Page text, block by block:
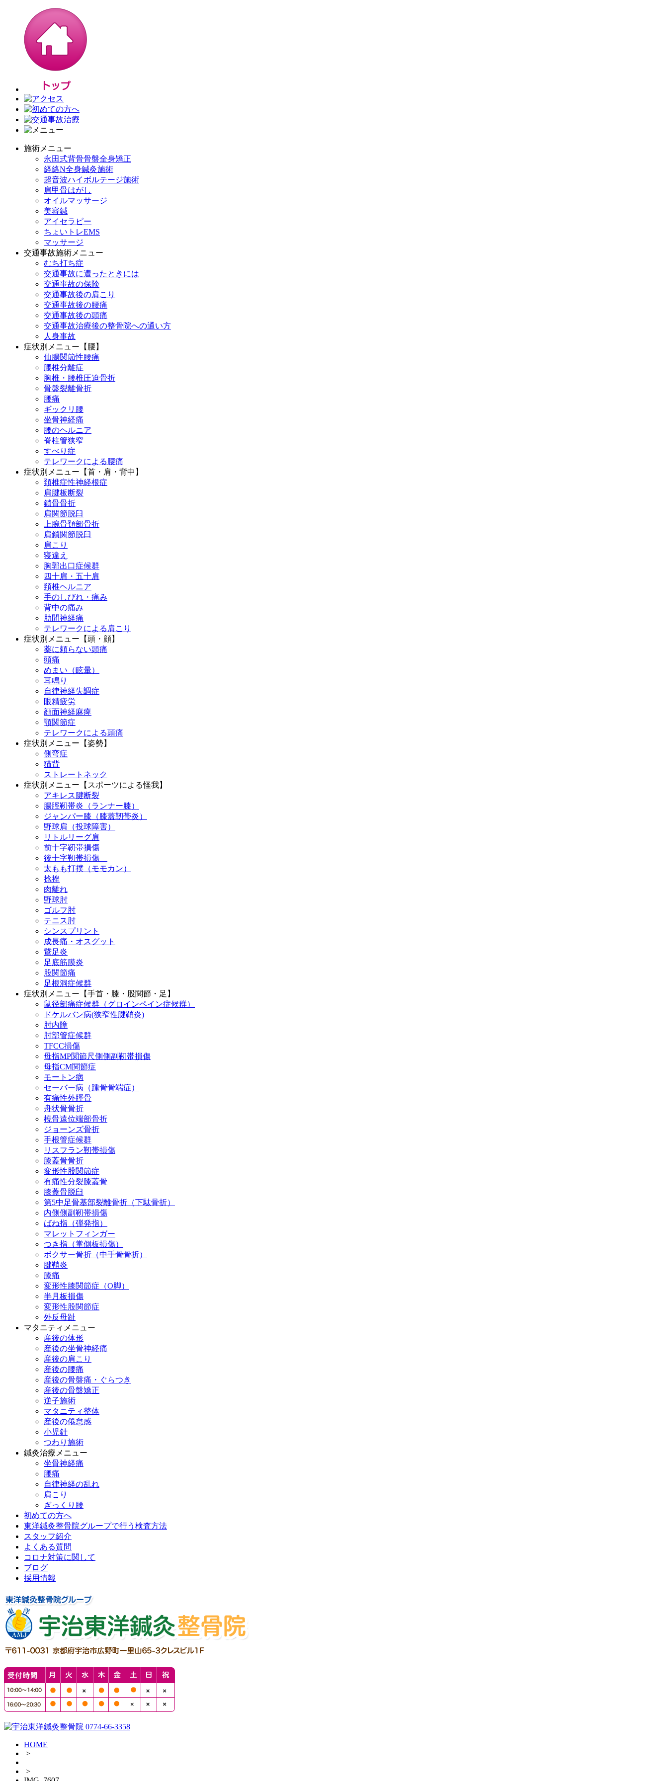
施術メニュー
永田式背骨骨盤全身矯正
経絡N全身鍼灸施術
超音波ハイボルテージ施術
肩甲骨はがし
オイルマッサージ
美容鍼
アイセラピー
ちょいトレEMS
マッサージ
交通事故施術メニュー
むち打ち症
交通事故に遭ったときには
交通事故の保険
交通事故後の肩こり
交通事故後の腰痛
交通事故後の頭痛
交通事故治療後の整骨院への通い方
人身事故
症状別メニュー【腰】
仙腸関節性腰痛
腰椎分離症
胸椎・腰椎圧迫骨折
骨盤裂離骨折
腰痛
ギックリ腰
坐骨神経痛
腰のヘルニア
脊柱管狭窄
すべり症
テレワークによる腰痛
症状別メニュー【首・肩・背中】
頚椎症性神経根症
肩腱板断裂
鎖骨骨折
肩関節脱臼
上腕骨頚部骨折
肩鎖関節脱臼
肩こり
寝違え
胸郭出口症候群
四十肩・五十肩
頚椎ヘルニア
手のしびれ・痛み
背中の痛み
肋間神経痛
テレワークによる肩こり
症状別メニュー【頭・顔】
薬に頼らない頭痛
頭痛
めまい（眩暈）
耳鳴り
自律神経失調症
眼精疲労
顔面神経麻痺
顎関節症
テレワークによる頭痛
症状別メニュー【姿勢】
側弯症
猫背
ストレートネック
症状別メニュー【スポーツによる怪我】
アキレス腱断裂
腸脛靭帯炎（ランナー膝）
ジャンパー膝（膝蓋靭帯炎）
野球肩（投球障害）
リトルリーグ肩
前十字靭帯損傷
後十字靭帯損傷
太もも打撲（モモカン）
捻挫
肉離れ
野球肘
ゴルフ肘
テニス肘
シンスプリント
成長痛・オスグット
鵞足炎
足底筋膜炎
股関節痛
足根洞症候群
症状別メニュー【手首・膝・股関節・足】
鼠径部痛症候群（グロインペイン症候群）
ドケルバン病(狭窄性腱鞘炎)
肘内障
肘部管症候群
TFCC損傷
母指MP関節尺側側副靭帯損傷
母指CM関節症
モートン病
セーバー病（踵骨骨端症）
有痛性外脛骨
舟状骨骨折
橈骨遠位端部骨折
ジョーンズ骨折
手根管症候群
リスフラン靭帯損傷
膝蓋骨骨折
変形性股関節症
有痛性分裂膝蓋骨
膝蓋骨脱臼
第5中足骨基部裂離骨折（下駄骨折）
内側側副靭帯損傷
ばね指（弾発指）
マレットフィンガー
つき指（掌側板損傷）
ボクサー骨折（中手骨骨折）
腱鞘炎
膝痛
変形性膝関節症（O脚）
半月板損傷
変形性股関節症
外反母趾
マタニティメニュー
産後の体形
産後の坐骨神経痛
産後の肩こり
産後の腰痛
産後の骨盤痛・ぐらつき
産後の骨盤矯正
逆子施術
マタニティ整体
産後の倦怠感
小児針
つわり施術
鍼灸治療メニュー
坐骨神経痛
腰痛
自律神経の乱れ
肩こり
ぎっくり腰
初めての方へ
東洋鍼灸整骨院グループで行う検査方法
スタッフ紹介
よくある質問
コロナ対策に関して
ブログ
採用情報
HOME
>
>